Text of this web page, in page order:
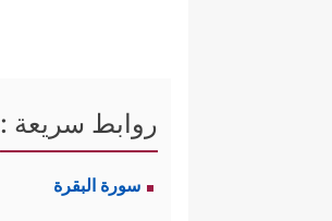
روابط سريعة :
سورة البقرة